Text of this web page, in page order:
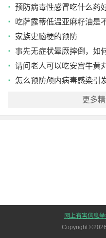
预防病毒性感冒吃什么药
吃萨露蒂低温亚麻籽油是
病呀？
家族史脑梗的预防
事先无症状晕厥摔倒，如
请问老人可以吃安宫牛黄
怎么预防颅内病毒感染引
更多
网上有害信息举
Copyright ©2026